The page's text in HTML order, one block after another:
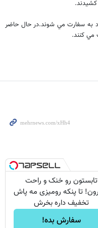
كشيدند.
به سفارت مي شوند.در حال حاضر
مي كنند.
تابستون رو خنک و راحت
تا پنکه رومیزی مه پاش
تخفیف داره بخرش
سفارش بده!